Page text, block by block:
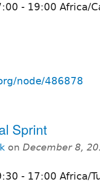
- 19:00 Africa/
node/486878
Sprint
on December 8,
- 17:00 Africa/